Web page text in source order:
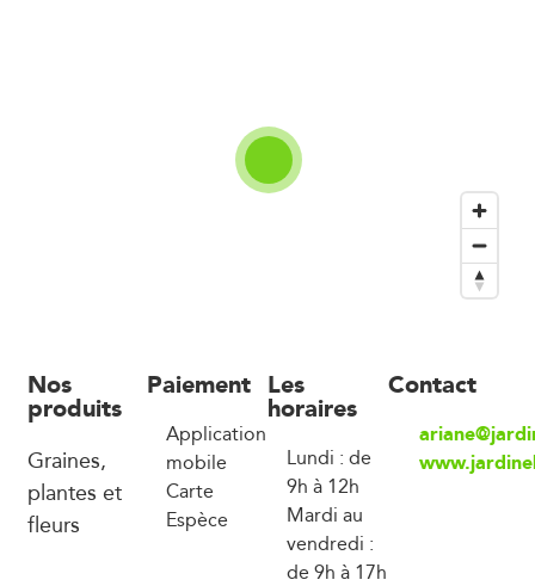
Nos
produits
Graines,
plantes et
fleurs
Paiement
Application
mobile
Carte
Espèce
Les
horaires
Lundi : de
9h à 12h
Mardi au
vendredi :
de 9h à 17h
Contact